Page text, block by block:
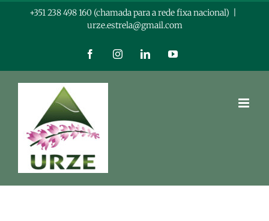
+351 238 498 160 (chamada para a rede fixa nacional)
urze.estrela@gmail.com
FacebookInstagramLinkedInYouTube